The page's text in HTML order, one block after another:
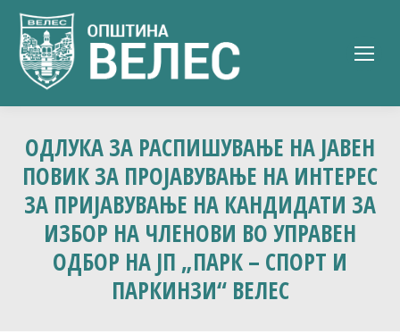
ОДЛУКА ЗА РАСПИШУВАЊЕ НА ЈАВЕН
ПОВИК ЗА ПРОЈАВУВАЊЕ НА ИНТЕРЕС
ЗА ПРИЈАВУВАЊЕ НА КАНДИДАТИ ЗА
ИЗБОР НА ЧЛЕНОВИ ВО УПРАВЕН
ОДБОР НА ЈП „ПАРК – СПОРТ И
ПАРКИНЗИ“ ВЕЛЕС